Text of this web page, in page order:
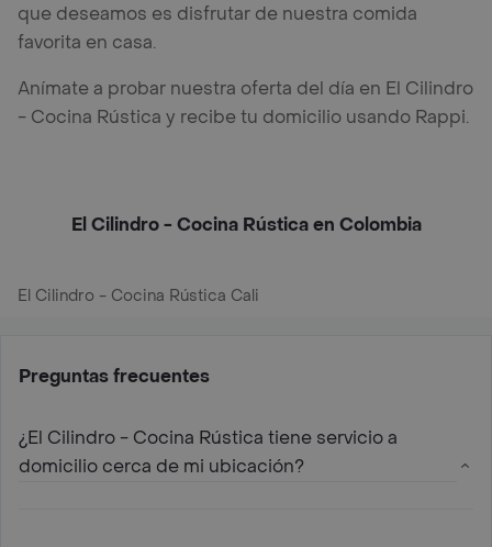
que deseamos es disfrutar de nuestra comida
favorita en casa.
Anímate a probar nuestra oferta del día en El Cilindro
- Cocina Rústica y recibe tu domicilio usando Rappi.
El Cilindro - Cocina Rústica en Colombia
El Cilindro - Cocina Rústica Cali
Preguntas frecuentes
¿El Cilindro - Cocina Rústica tiene servicio a
domicilio cerca de mi ubicación?